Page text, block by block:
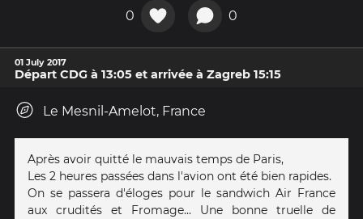
0 0
01 July 2017
Départ CDG à 13:05 et arrivée à Zagreb 15:15
Le Mesnil-Amelot, France
Après avoir quitté le mauvais temps de Paris,
Les 2 heures passées dans l'avion ont été bien rapides.
On se passera d'éloges pour le sandwich Air France
aux crudités et Fromage... Une bonne truelle de